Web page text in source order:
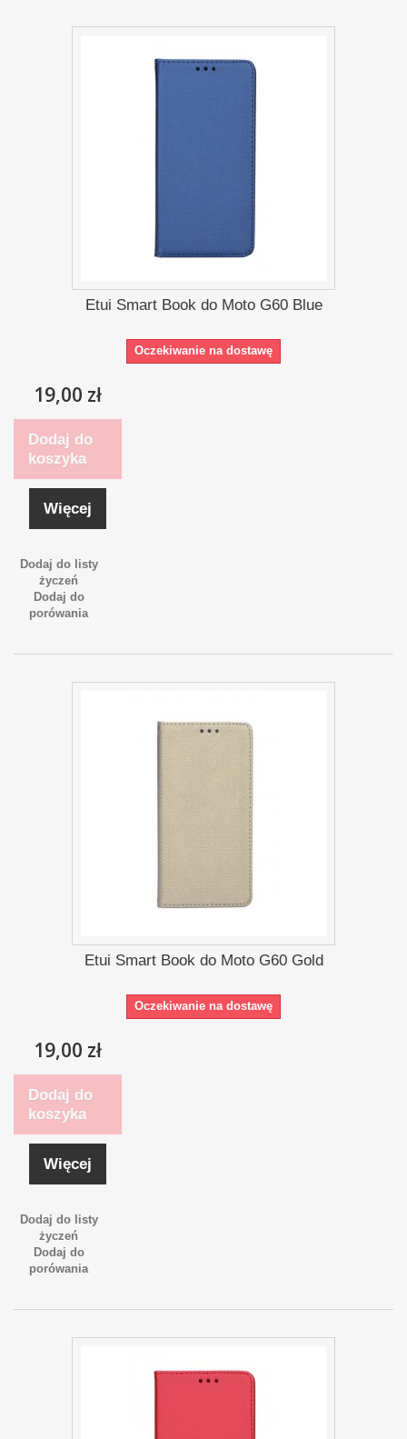
Etui Smart Book do Moto G60 Blue
Oczekiwanie na dostawę
19,00 zł
Dodaj do
koszyka
Więcej
Dodaj do listy
życzeń
Dodaj do
porówania
Etui Smart Book do Moto G60 Gold
Oczekiwanie na dostawę
19,00 zł
Dodaj do
koszyka
Więcej
Dodaj do listy
życzeń
Dodaj do
porówania